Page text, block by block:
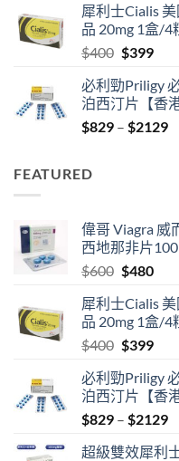
was:
$600.
is:
犀利士Cialis
品 20mg 1盒/4
$400 Original
was:
$400.
$399
is:
必利勁Priligy
泊西汀片【香
$829 – $2129
FEATURED
偉哥 Viagra 威
西地那非片
$600 Original
was:
$600.
$480
is:
犀利士Cialis
品 20mg 1盒/4
$400 Original
was:
$400.
$399
is:
必利勁Priligy
泊西汀片【香
$829 – $2129
超級雙效犀利